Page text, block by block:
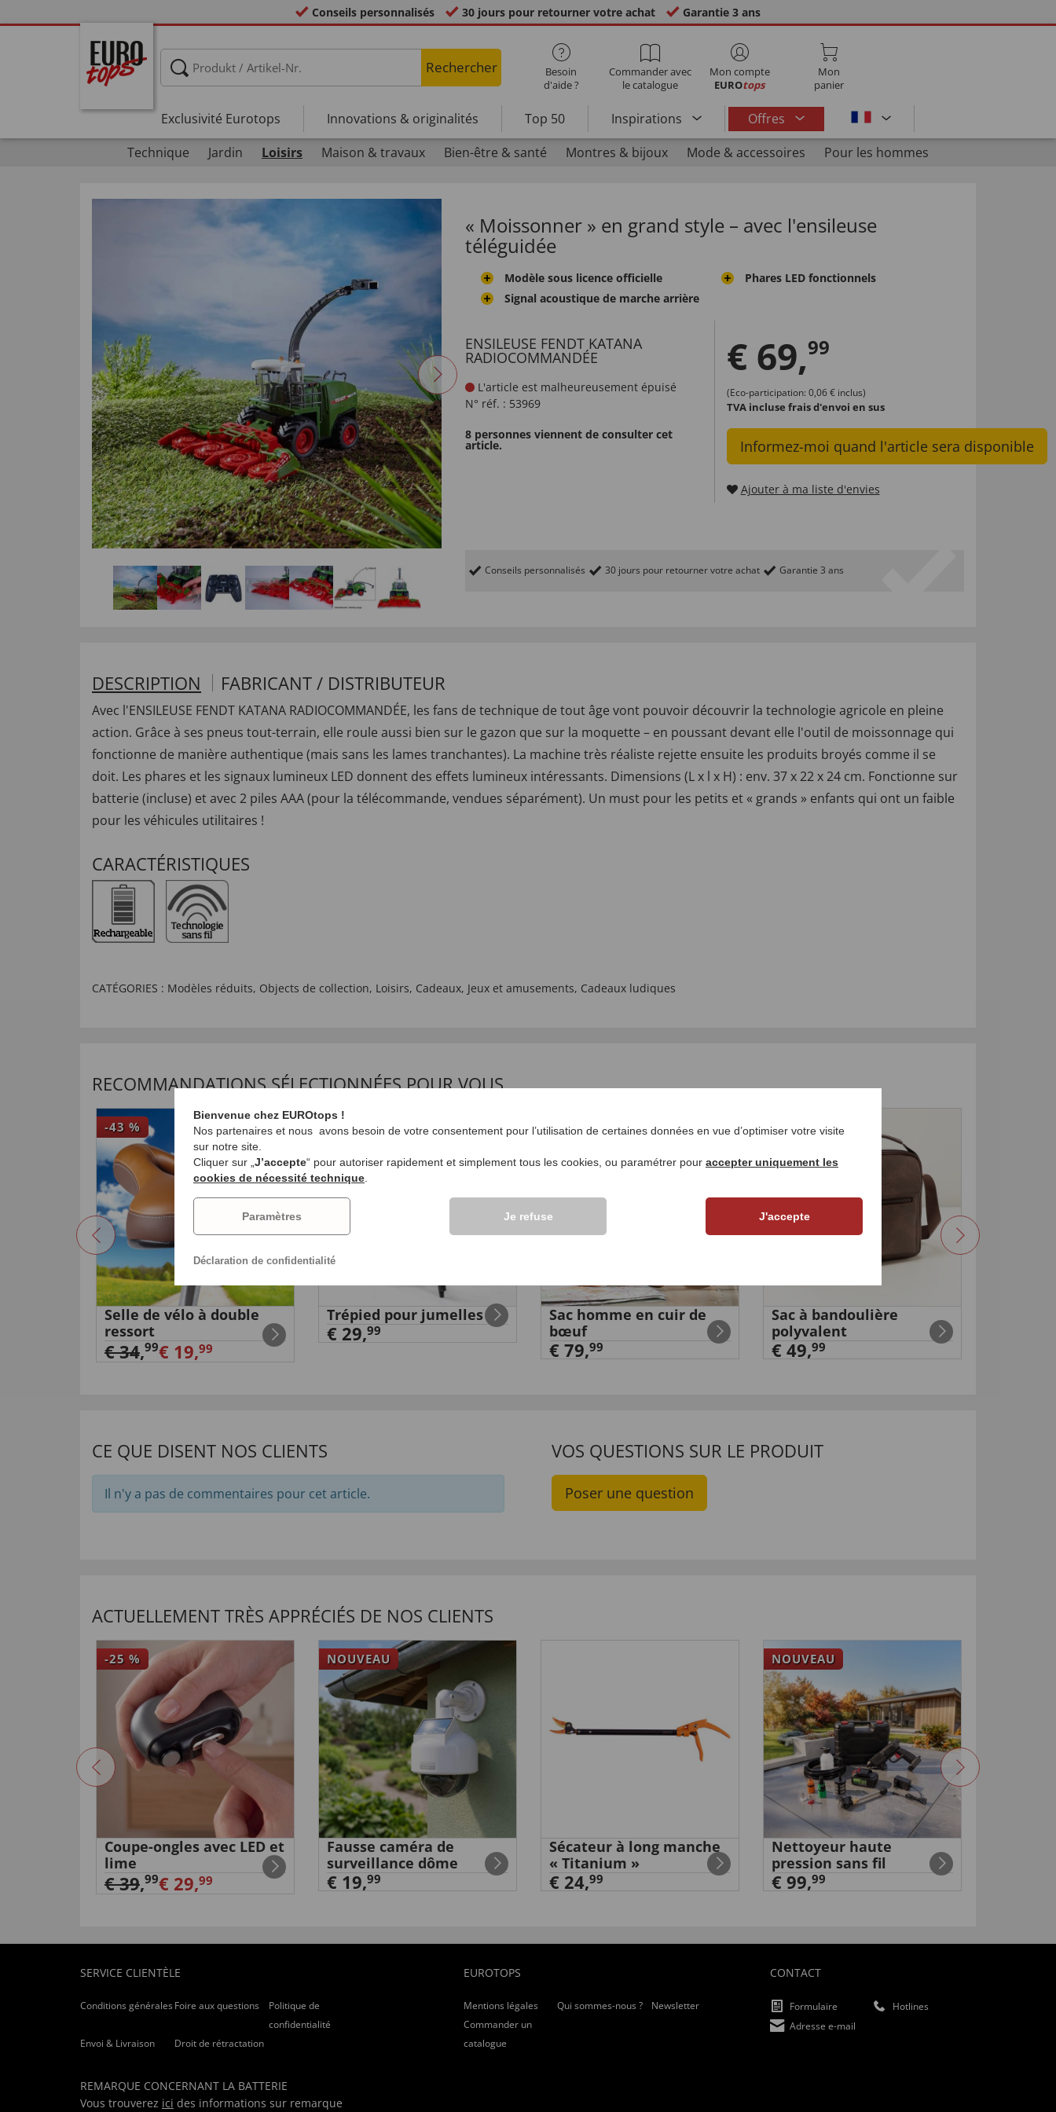
Conseils personnalisés 30 jours pour retourner votre achat Garantie 3 ans
Rechercher
Besoin
d'aide ?
Commander avec
le catalogue
Mon compte
EUROtops
Mon
panier
Exclusivité Eurotops Innovations & originalités Top 50 Inspirations
Offres
Technique
Jardin Loisirs Maison & travaux Bien-être & santé Montres & bijoux Mode & accessoires Pour les hommes
« Moissonner » en grand style – avec l'ensileuse
téléguidée
Modèle sous licence officielle
Signal acoustique de marche arrière
Phares LED fonctionnels
ENSILEUSE FENDT KATANA
RADIOCOMMANDÉE
L'article est malheureusement épuisé
N° réf. : 53969
8 personnes viennent de consulter cet
article.
€ 69,99
(Eco-participation: 0,06 € inclus)
TVA incluse frais d'envoi en sus
Informez-moi quand l'article sera disponible
Ajouter à ma liste d'envies
Conseils personnalisés 30 jours pour retourner votre achat Garantie 3 ans
DESCRIPTION FABRICANT / DISTRIBUTEUR
Avec l'ENSILEUSE FENDT KATANA RADIOCOMMANDÉE, les fans de technique de tout âge vont pouvoir découvrir la technologie agricole en pleine
action. Grâce à ses pneus tout-terrain, elle roule aussi bien sur le gazon que sur la moquette – en poussant devant elle l'outil de moissonnage qui
fonctionne de manière authentique (mais sans les lames tranchantes). La machine très réaliste rejette ensuite les produits broyés comme il se
doit. Les phares et les signaux lumineux LED donnent des effets lumineux intéressants. Dimensions (L x l x H) : env. 37 x 22 x 24 cm. Fonctionne sur
batterie (incluse) et avec 2 piles AAA (pour la télécommande, vendues séparément). Un must pour les petits et « grands » enfants qui ont un faible
pour les véhicules utilitaires !
CARACTÉRISTIQUES
CATÉGORIES : Modèles réduits, Objects de collection, Loisirs, Cadeaux, Jeux et amusements, Cadeaux ludiques
RECOMMANDATIONS SÉLECTIONNÉES POUR VOUS
-43 %
Selle de vélo à double
ressort
€ 34,99€ 19,99
NOUVEAU
Trépied pour jumelles
€ 29,99
4,5
Sac homme en cuir de
bœuf
€ 79,99
NOUVEAU
Sac à bandoulière
polyvalent
€ 49,99
CE QUE DISENT NOS CLIENTS
Il n'y a pas de commentaires pour cet article.
VOS QUESTIONS SUR LE PRODUIT
Poser une question
ACTUELLEMENT TRÈS APPRÉCIÉS DE NOS CLIENTS
-25 %
Coupe-ongles avec LED et
lime
€ 39,99€ 29,99
NOUVEAU
Fausse caméra de
surveillance dôme
€ 19,99
Sécateur à long manche
« Titanium »
€ 24,99
NOUVEAU
Nettoyeur haute
pression sans fil
€ 99,99
SERVICE CLIENTÈLE
Conditions générales Foire aux questions
Politique de
confidentialité
Envoi & Livraison
Droit de rétractation
REMARQUE CONCERNANT LA BATTERIE
Vous trouverez ici des informations sur remarque
EUROTOPS
Mentions légales Qui sommes-nous ?
Newsletter
Commander un
catalogue
CONTACT
Formulaire
Hotlines
Adresse e-mail
Bienvenue chez EUROtops !
Nos partenaires et nous avons besoin de votre consentement pour l’utilisation de certaines données en vue d’optimiser votre visite
sur notre site.
Cliquer sur „ J’accepte“ pour autoriser rapidement et simplement tous les cookies, ou paramétrer pour accepter uniquement les
cookies de nécessité technique
Paramètres Je refuse J'accepte
Déclaration de confidentialité